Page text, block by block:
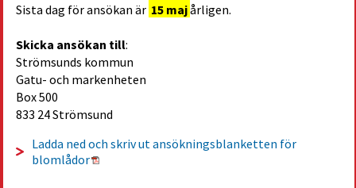
Sista dag för ansökan är 15 majårligen.
Skicka ansökan till:
Strömsunds kommun
Gatu- och markenheten
Box 500
833 24 Strömsund
Ladda ned och skriv ut ansökningsblanketten för
blomlådor Pdf, 186 kB.